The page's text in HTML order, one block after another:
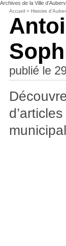
Archives de la Ville
Accueil >Histoire
publié le